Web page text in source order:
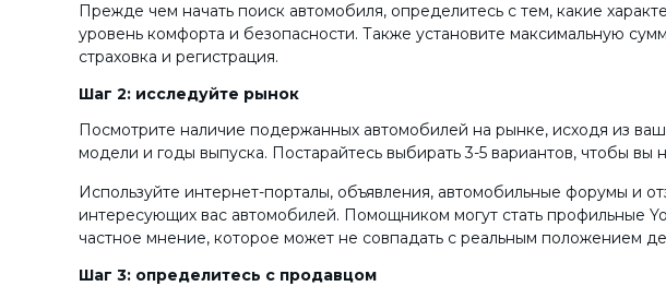
Прежде чем начать поиск автомобиля, определитесь с тем, какие
уровень комфорта и безопасности. Также установите максимальную
страховка и регистрация.
Шаг 2: исследуйте рынок
Посмотрите наличие подержанных автомобилей на рынке, исходя из
модели и годы выпуска. Постарайтесь выбирать 3-5 вариантов, чтобы
Используйте интернет-порталы, объявления, автомобильные форумы и
интересующих вас автомобилей. Помощником могут стать профильные
частное мнение, которое может не совпадать с реальным положением
Шаг 3: определитесь с продавцом